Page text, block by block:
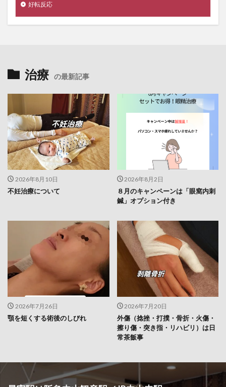
好転反応
治療 の最新記事
2026年8月10日
不妊治療について
2026年8月2日
８月のキャンペーンは「眼窩内刺
鍼」オプション付き
2026年7月26日
顎を短くする術後のしびれ
2026年7月20日
外傷（捻挫・打撲・骨折・火傷・
擦り傷・突き指・リハビリ）は日
常茶飯事